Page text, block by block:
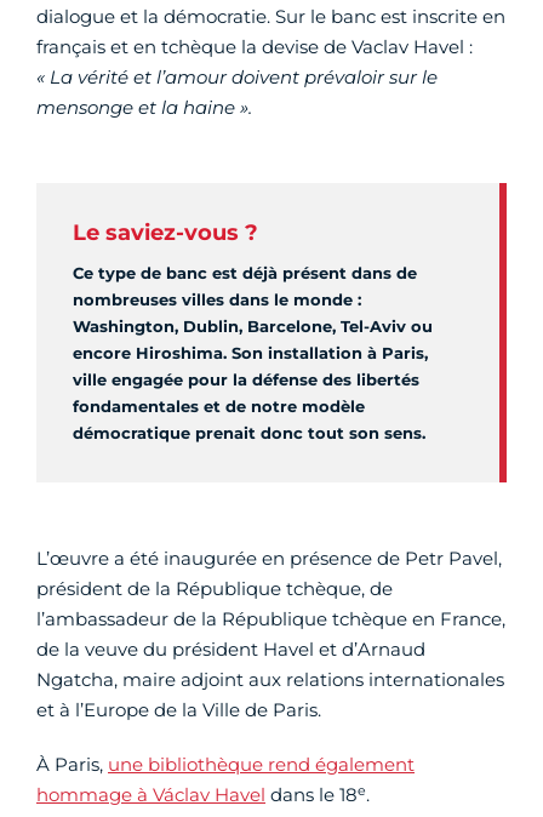
dialogue et la démocratie. Sur le banc est inscrite en
français et en tchèque la devise de Vaclav Havel :
« La vérité et l’amour doivent prévaloir sur le
mensonge et la haine ».
Le saviez-vous ?
Ce type de banc est déjà présent dans de
nombreuses villes dans le monde :
Washington, Dublin, Barcelone, Tel-Aviv ou
encore Hiroshima. Son installation à Paris,
ville engagée pour la défense des libertés
fondamentales et de notre modèle
démocratique prenait donc tout son sens.
L’œuvre a été inaugurée en présence de Petr Pavel,
président de la République tchèque, de
l’ambassadeur de la République tchèque en France,
de la veuve du président Havel et d’Arnaud
Ngatcha, maire adjoint aux relations internationales
et à l’Europe de la Ville de Paris.
À Paris, une bibliothèque rend également
hommage à Václav Havel dans le 18e.